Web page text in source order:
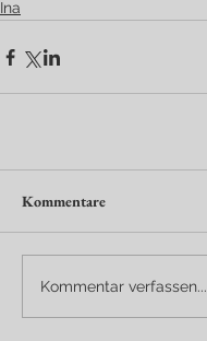
Ina
Kommentare
Kommentar verfassen...